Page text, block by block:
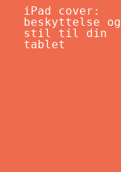
iPad cover:
beskyttelse og
stil til din
tablet